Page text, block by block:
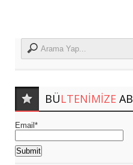
BÜLTENIMIZE
Email*